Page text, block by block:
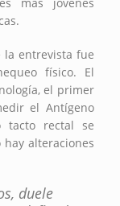
la entrevista fue
físico. El
el primer
el Antígeno
tacto rectal se
hay alteraciones
duele